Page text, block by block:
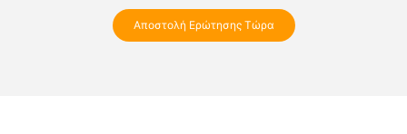
Αποστολή Ερώτησης Τώρα